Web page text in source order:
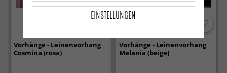
Vorhänge - Leinenvorhang
Cosmina (rosa)
Vorhänge - Leinenvorhang
Melania (beige)
EINSTELLUNGEN